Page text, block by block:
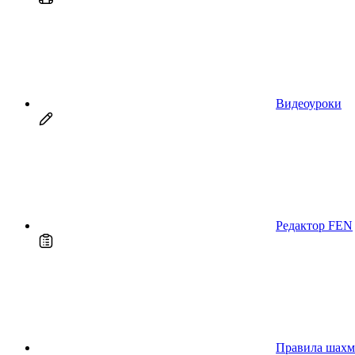
Видеоуроки
Редактор FEN
Правила